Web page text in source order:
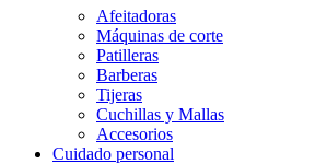
Afeitadoras
Máquinas de corte
Patilleras
Barberas
Tijeras
Cuchillas y Mallas
Accesorios
Cuidado personal